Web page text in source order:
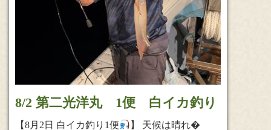
8/2 第二光洋丸 1便 白イカ釣り
【8月2日 白イカ釣り1便 】 天候は晴れ�